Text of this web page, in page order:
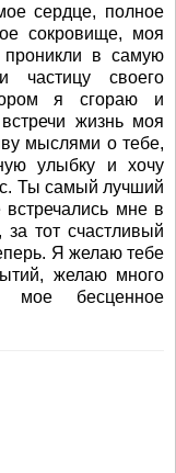
сердце, полное
сокровище, моя
проникли в самую
частицу своего
я сгораю и
жизнь моя
мыслями о тебе,
улыбку и хочу
Ты самый лучший
мне в
тот счастливый
Я желаю тебе
желаю много
мое бесценное